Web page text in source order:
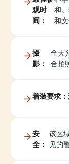
观时
间：
和
和文
摄
影：
全天
合拍
着装要求：
安
全：
该区
见的